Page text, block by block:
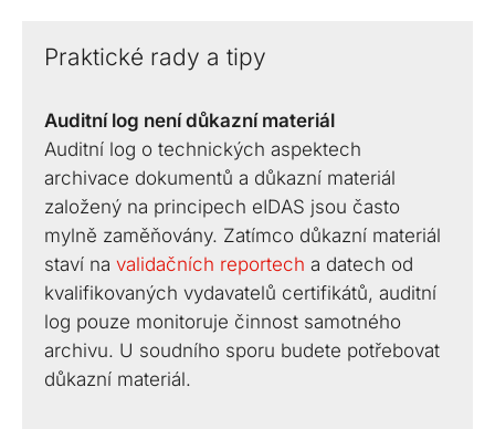
Praktické rady a tipy
Auditní log není důkazní materiál
Auditní log o technických aspektech
archivace dokumentů a důkazní materiál
založený na principech eIDAS jsou často
mylně zaměňovány. Zatímco důkazní materiál
staví na validačních reportech a datech od
kvalifikovaných vydavatelů certifikátů, auditní
log pouze monitoruje činnost samotného
archivu. U soudního sporu budete potřebovat
důkazní materiál.